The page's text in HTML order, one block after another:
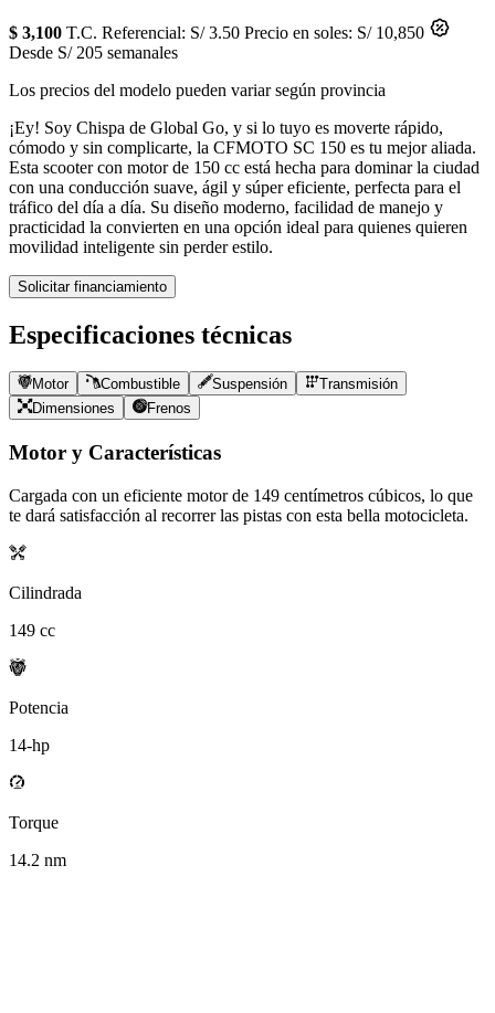
$ 3,100 T.C. Referencial: S/ 3.50 Precio en soles: S/ 10,850
Desde S/ 205 semanales
Los precios del modelo pueden variar según provincia
¡Ey! Soy Chispa de Global Go, y si lo tuyo es moverte rápido,
cómodo y sin complicarte, la CFMOTO SC 150 es tu mejor aliada.
Esta scooter con motor de 150 cc está hecha para dominar la ciudad
con una conducción suave, ágil y súper eficiente, perfecta para el
tráfico del día a día. Su diseño moderno, facilidad de manejo y
practicidad la convierten en una opción ideal para quienes quieren
movilidad inteligente sin perder estilo.
Solicitar financiamiento
Especificaciones técnicas
Motor Combustible Suspensión
Transmisión
Dimensiones
Frenos
Motor y Características
Cargada con un eficiente motor de 149 centímetros cúbicos, lo que
te dará satisfacción al recorrer las pistas con esta bella motocicleta.
Cilindrada
149 cc
Potencia
14-hp
Torque
14.2 nm